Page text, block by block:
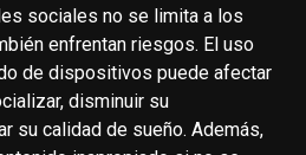
sociales no se limita a los
enfrentan riesgos. El uso
de dispositivos puede afectar
disminuir su
su calidad de sueño. Además,